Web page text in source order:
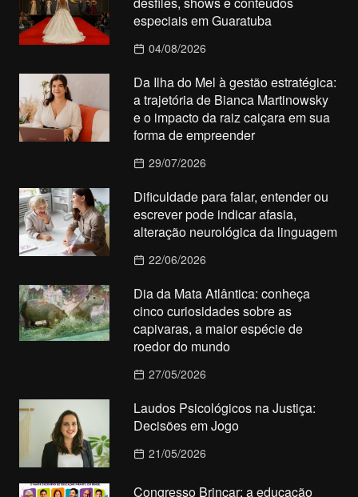
especiais em Guaratuba
04/08/2026
Da Ilha do Mel à gestão estratégica:
a trajetória de Bianca Martinowsky
e o impacto da raiz caiçara em sua
forma de empreender
29/07/2026
Dificuldade para falar, entender ou
escrever pode indicar afasia,
alteração neurológica da linguagem
22/06/2026
Dia da Mata Atlântica: conheça
cinco curiosidades sobre as
capivaras, a maior espécie de
roedor do mundo
27/05/2026
Laudos Psicológicos na Justiça:
Decisões em Jogo
21/05/2026
Congresso Brincar: a educação